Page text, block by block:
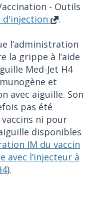
- Outils
d'injection .
l’administration
la grippe à l’aide
Med-Jet H4
et
avec aiguille. Son
pas été
ni pour
disponibles
IM du vaccin
avec l’injecteur à
).